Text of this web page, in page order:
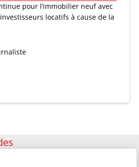
pour l’immobilier neuf avec
locatifs à cause de la